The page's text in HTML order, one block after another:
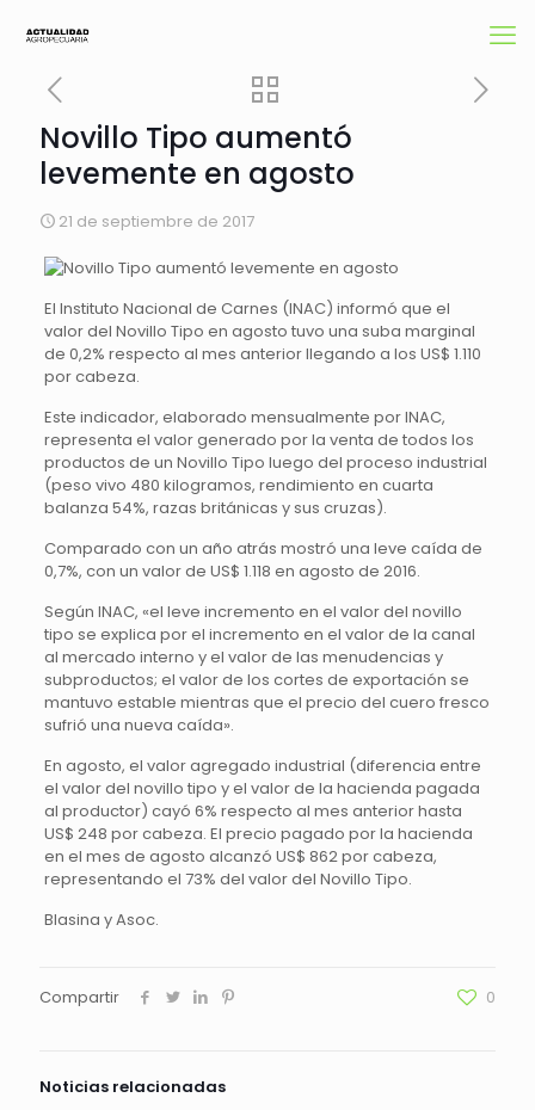
Novillo Tipo aumentó
levemente en agosto
21 de septiembre de 2017
El Instituto Nacional de Carnes (INAC) informó que el
valor del Novillo Tipo en agosto tuvo una suba marginal
de 0,2% respecto al mes anterior llegando a los US$ 1.110
por cabeza.
Este indicador, elaborado mensualmente por INAC,
representa el valor generado por la venta de todos los
productos de un Novillo Tipo luego del proceso industrial
(peso vivo 480 kilogramos, rendimiento en cuarta
balanza 54%, razas británicas y sus cruzas).
Comparado con un año atrás mostró una leve caída de
0,7%, con un valor de US$ 1.118 en agosto de 2016.
Según INAC, «el leve incremento en el valor del novillo
tipo se explica por el incremento en el valor de la canal
al mercado interno y el valor de las menudencias y
subproductos; el valor de los cortes de exportación se
mantuvo estable mientras que el precio del cuero fresco
sufrió una nueva caída».
En agosto, el valor agregado industrial (diferencia entre
el valor del novillo tipo y el valor de la hacienda pagada
al productor) cayó 6% respecto al mes anterior hasta
US$ 248 por cabeza. El precio pagado por la hacienda
en el mes de agosto alcanzó US$ 862 por cabeza,
representando el 73% del valor del Novillo Tipo.
Blasina y Asoc.
Compartir 0
Noticias relacionadas